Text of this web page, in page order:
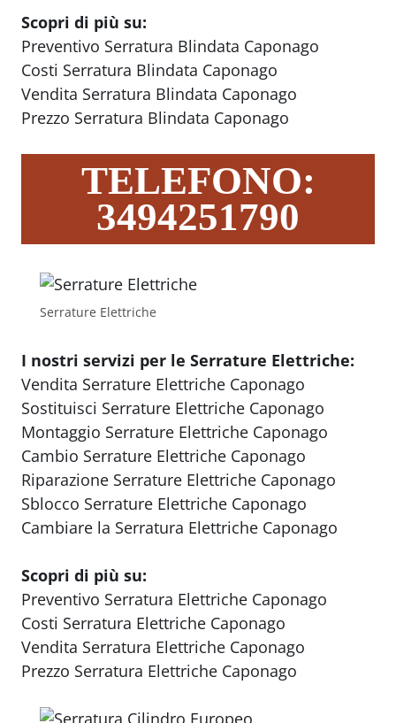
Scopri di più su:
Preventivo Serratura Blindata Caponago
Costi Serratura Blindata Caponago
Vendita Serratura Blindata Caponago
Prezzo Serratura Blindata Caponago
TELEFONO:
3494251790
Serrature Elettriche
I nostri servizi per le Serrature Elettriche:
Vendita Serrature Elettriche Caponago
Sostituisci Serrature Elettriche Caponago
Montaggio Serrature Elettriche Caponago
Cambio Serrature Elettriche Caponago
Riparazione Serrature Elettriche Caponago
Sblocco Serrature Elettriche Caponago
Cambiare la Serratura Elettriche Caponago
Scopri di più su:
Preventivo Serratura Elettriche Caponago
Costi Serratura Elettriche Caponago
Vendita Serratura Elettriche Caponago
Prezzo Serratura Elettriche Caponago